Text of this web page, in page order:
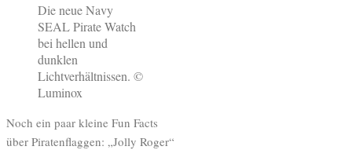
Die neue Navy
SEAL Pirate Watch
bei hellen und
dunklen
Lichtverhältnissen. ©
Luminox
Noch ein paar kleine Fun Facts
über Piratenflaggen: „Jolly Roger“